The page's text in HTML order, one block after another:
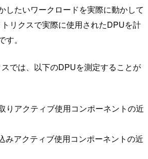
したいワークロードを実際に動かして
リクスで実際に使用されたDPUを計
。
では、以下のDPUを測定することが
りアクティブ使用コンポーネントの近
みアクティブ使用コンポーネントの近